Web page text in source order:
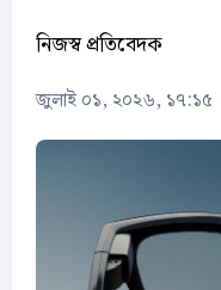
নিজস্ব প্রতিবেদক
জুলাই ০১, ২০২৬, ১৭:১৫